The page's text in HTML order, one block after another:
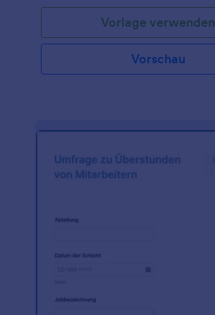
Vorlage verwenden
Vorschau